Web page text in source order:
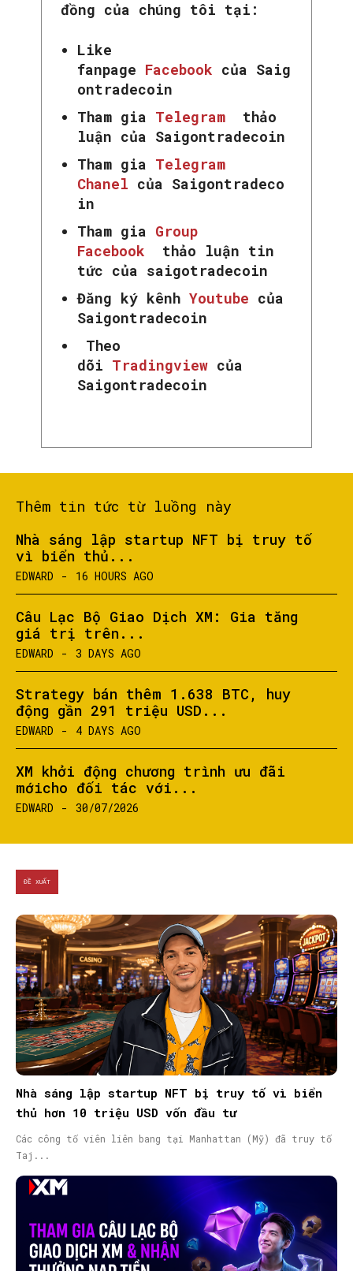
SEARCH...
đồng của chúng tôi tại:
Like
fanpage Facebook của Saig
ontradecoin
Tham gia Telegram
thảo
luận của Saigontradecoin
Tham gia Telegram
Chanel của Saigontradeco
in
Tham gia Group
Facebook
thảo luận tin
tức của saigotradecoin
Đăng ký kênh Youtube của
Saigontradecoin
Theo
dõi Tradingview của
Saigontradecoin
Thêm tin tức từ luồng này
Nhà sáng lập startup NFT bị truy tố
vì biển thủ...
EDWARD - 16 HOURS AGO
Câu Lạc Bộ Giao Dịch XM: Gia tăng
giá trị trên...
EDWARD - 3 DAYS AGO
Strategy bán thêm 1.638 BTC, huy
động gần 291 triệu USD...
EDWARD - 4 DAYS AGO
XM khởi động chương trình ưu đãi
mớicho đối tác với...
EDWARD - 30/07/2026
ĐỀ XUẤT
Nhà sáng lập startup NFT bị truy tố vì biển
thủ hơn 10 triệu USD vốn đầu tư
Các công tố viên liên bang tại Manhattan (Mỹ) đã truy tố
Taj...